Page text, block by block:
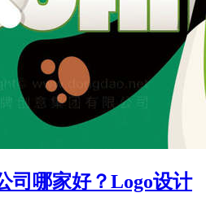
司哪家好？Logo设计